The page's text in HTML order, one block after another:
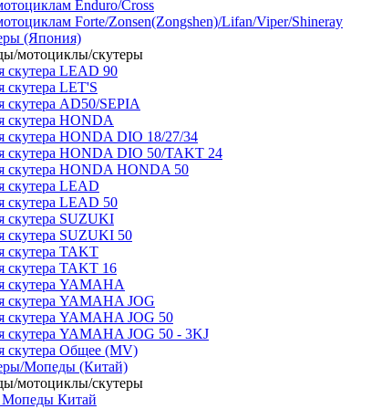
Enduro/Cross
Forte/Zonsen(Zongshen)/Lifan/Viper/Shineray
(Япония)
мотоциклы/скутеры
скутера LEAD 90
скутера LET'S
скутера AD50/SEPIA
скутера HONDA
скутера HONDA DIO 18/27/34
скутера HONDA DIO 50/TAKT 24
скутера HONDA HONDA 50
скутера LEAD
скутера LEAD 50
скутера SUZUKI
скутера SUZUKI 50
скутера TAKT
скутера TAKT 16
скутера YAMAHA
скутера YAMAHA JOG
скутера YAMAHA JOG 50
скутера YAMAHA JOG 50 - 3KJ
скутера Общее (MV)
Мопеды (Китай)
мотоциклы/скутеры
Мопеды Китай